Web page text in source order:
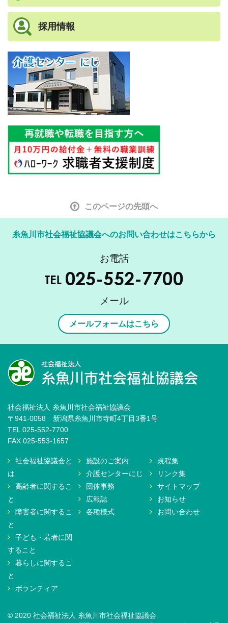
採用情報
このページの先頭へ
糸魚川市社会福祉協議会へのお問い合わせはこちらから
お電話
メール
メールフォームはこちら
社会福祉法人 糸魚川市社会福祉協議会
〒941-0058 新潟県糸魚川市寺町4丁目3番1号
TEL 025-552-7700
FAX 025-553-1657
社会福祉協議会と
は
高齢者に関するこ
と
障害者に関するこ
と
子ども・若者に関
すること
暮らしに関するこ
と
ボランティア
施設のご案内
介護センターにじ
団体事務
広報誌
各種様式
規程集
リンク集
サイトマップ
お知らせ
お問い合わせ
© 2020 社会福祉法人 糸魚川市社会福祉協議会